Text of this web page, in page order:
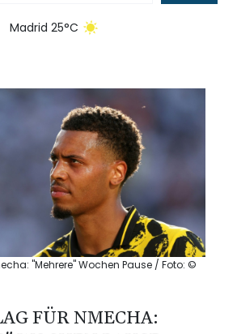
Madrid 25°C
"Mehrere" Wochen Pause / Foto: ©
FÜR NMECHA: